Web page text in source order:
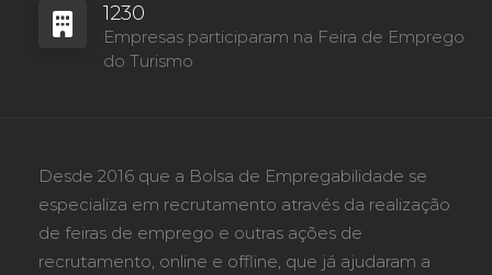
1230
Empresas participaram na Feira de Emprego
do Turismo
Desde 2016 que a Bolsa de Empregabilidade se
especializa em recrutamento através da realização
de feiras de emprego e outras ações de
recrutamento, online e offline, que já ajudaram a